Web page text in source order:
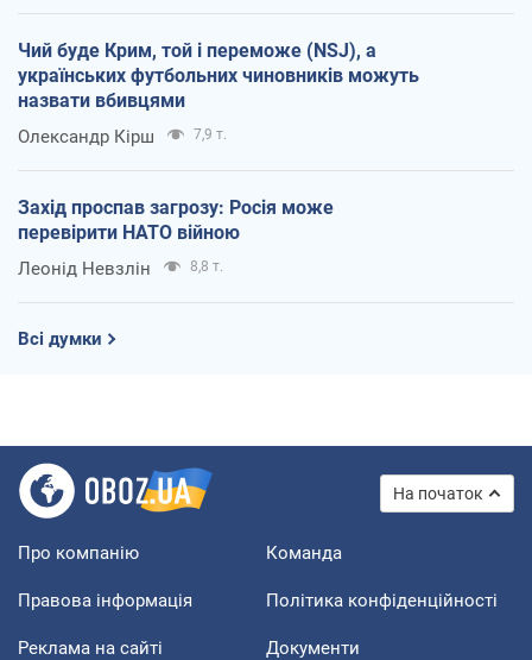
Чий буде Крим, той і переможе (NSJ), а
українських футбольних чиновників можуть
назвати вбивцями
Олександр Кірш 7,9 т.
Захід проспав загрозу: Росія може
перевірити НАТО війною
Леонід Невзлін 8,8 т.
Всі думки
На початок
Про компанію Команда
Правова інформація Політика конфіденційності
Реклама на сайті Документи